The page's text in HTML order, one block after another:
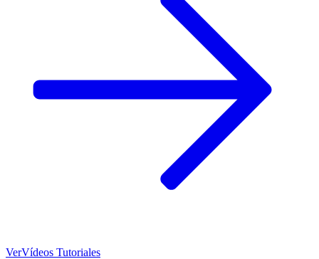
VerVídeos Tutoriales